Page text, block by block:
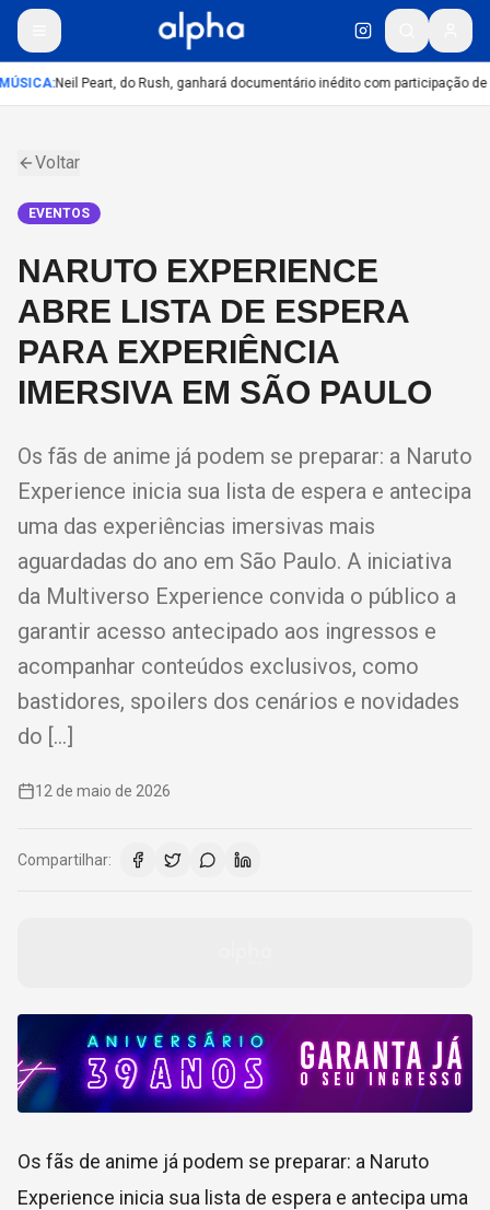
:Neil Peart, do Rush, ganhará documentário inédito com participação de
Voltar
EVENTOS
NARUTO EXPERIENCE
ABRE LISTA DE ESPERA
PARA EXPERIÊNCIA
IMERSIVA EM SÃO PAULO
Os fãs de anime já podem se preparar: a Naruto
Experience inicia sua lista de espera e antecipa
uma das experiências imersivas mais
aguardadas do ano em São Paulo. A iniciativa
da Multiverso Experience convida o público a
garantir acesso antecipado aos ingressos e
acompanhar conteúdos exclusivos, como
bastidores, spoilers dos cenários e novidades
do […]
12 de maio de 2026
Compartilhar:
Os fãs de anime já podem se preparar: a Naruto
Experience inicia sua lista de espera e antecipa uma